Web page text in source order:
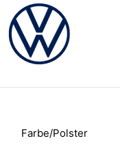
Farbe/Polster